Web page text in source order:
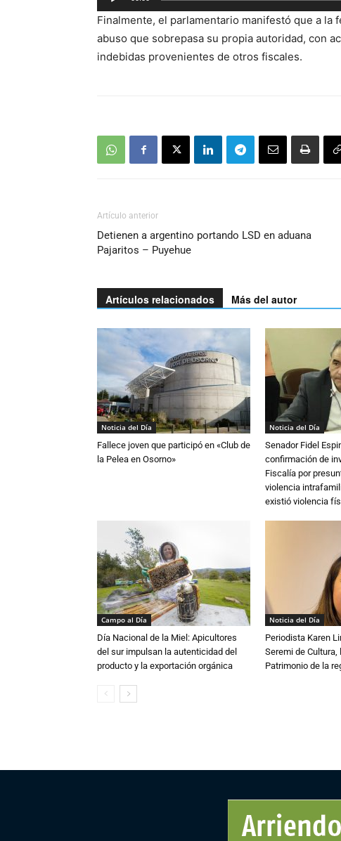
de
audio
Finalmente, el parlamentario manifestó que a la
abuso que sobrepasa su propia autoridad, con
indebidas provenientes de otros fiscales.
Artículo anterior
Detienen a argentino portando LSD en aduana
Pajaritos – Puyehue
Artículos relacionados Más del autor
Noticia del Día
Fallece joven que participó en «Club de
la Pelea en Osorno»
Noticia del Día
Senador Fidel
confirmación de
Fiscalía por
violencia
existió violencia
Campo al Día
Día Nacional de la Miel: Apicultores
del sur impulsan la autenticidad del
producto y la exportación orgánica
Noticia del Día
Periodista Karen
Seremi de Cultura,
Patrimonio de la